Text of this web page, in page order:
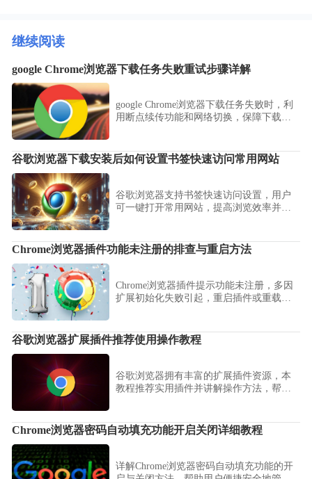
继续阅读
google Chrome浏览器下载任务失败重试步骤详解
google Chrome浏览器下载任务失败时，利
用断点续传功能和网络切换，保障下载顺
谷歌浏览器下载安装后如何设置书签快速访问常用网站
谷歌浏览器支持书签快速访问设置，用户
可一键打开常用网站，提高浏览效率并优
Chrome浏览器插件功能未注册的排查与重启方法
Chrome浏览器插件提示功能未注册，多因
扩展初始化失败引起，重启插件或重载配
谷歌浏览器扩展插件推荐使用操作教程
谷歌浏览器拥有丰富的扩展插件资源，本
教程推荐实用插件并讲解操作方法，帮助
Chrome浏览器密码自动填充功能开启关闭详细教程
详解Chrome浏览器密码自动填充功能的开